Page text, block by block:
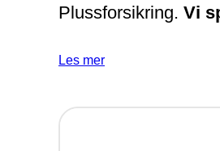
Plussforsikring. Vi
Les mer